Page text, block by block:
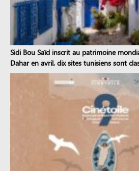
Sidi Bou Saïd inscrit au patrimoine
Dahar en avril, dix sites tunisiens sont